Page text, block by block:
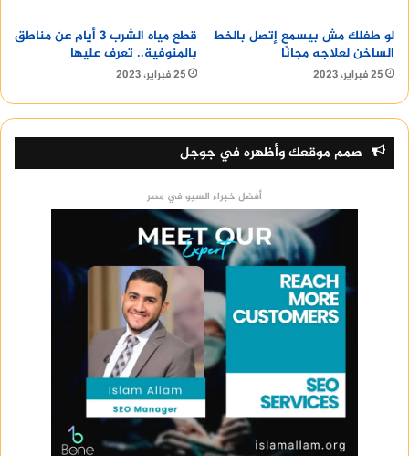
لو طفلك مش بيسمع إتصل بالخط
الساخن لعلاجه مجانًا
25 فبراير، 2023
قطع مياه الشرب 3 أيام عن مناطق
بالمنوفية.. تعرف عليها
25 فبراير، 2023
صمم موقعك وأظهره في جوجل
أفضل خبراء السيو في مصر